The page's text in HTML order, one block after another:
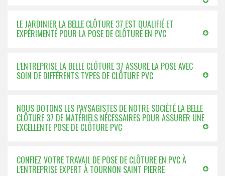
LE JARDINIER LA BELLE CLÔTURE 37 EST QUALIFIÉ ET
EXPÉRIMENTÉ POUR LA POSE DE CLÔTURE EN PVC
L’ENTREPRISE LA BELLE CLÔTURE 37 ASSURE LA POSE AVEC
SOIN DE DIFFÉRENTS TYPES DE CLÔTURE PVC
NOUS DOTONS LES PAYSAGISTES DE NOTRE SOCIÉTÉ LA BELLE
CLÔTURE 37 DE MATÉRIELS NÉCESSAIRES POUR ASSURER UNE
EXCELLENTE POSE DE CLÔTURE PVC
CONFIEZ VOTRE TRAVAIL DE POSE DE CLÔTURE EN PVC À
L’ENTREPRISE EXPERT À TOURNON SAINT PIERRE